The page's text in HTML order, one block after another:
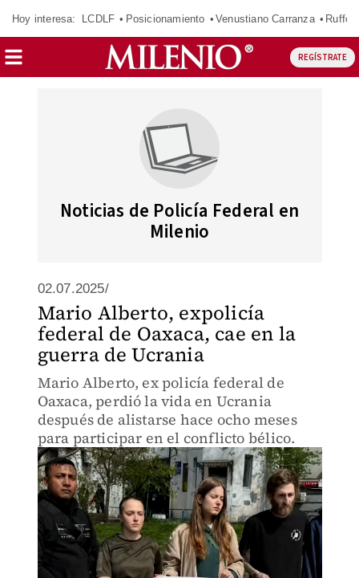
Hoy interesa: LCDLF Posicionamiento Venustiano Carranza Ruffo
REGÍSTRATE
Noticias de Policía Federal en
Milenio
02.07.2025/
Mario Alberto, expolicía
federal de Oaxaca, cae en la
guerra de Ucrania
Mario Alberto, ex policía federal de
Oaxaca, perdió la vida en Ucrania
después de alistarse hace ocho meses
para participar en el conflicto bélico.